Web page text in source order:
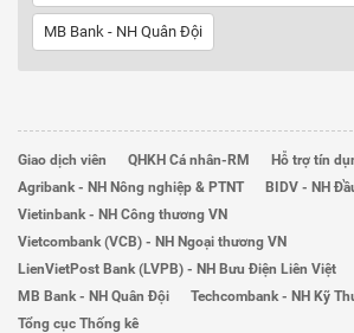
MB Bank - NH Quân Đội
Giao dịch viên QHKH Cá nhân-RM Hỗ trợ tín
Agribank - NH Nông nghiệp & PTNT
BIDV - NH
Vietinbank - NH Công thương VN
Vietcombank (VCB) - NH Ngoại thương VN
LienVietPost Bank (LVPB) - NH Bưu Điện Liên Việt
MB Bank - NH Quân Đội
Techcombank - NH Kỹ
Tổng cục Thống kê